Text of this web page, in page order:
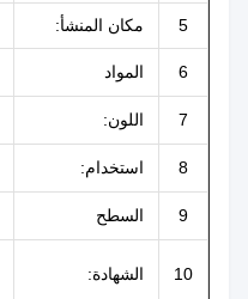
5 مكان المنشأ:
6 المواد
7 اللون:
8 استخدام:
9 السطح
10 الشهادة: